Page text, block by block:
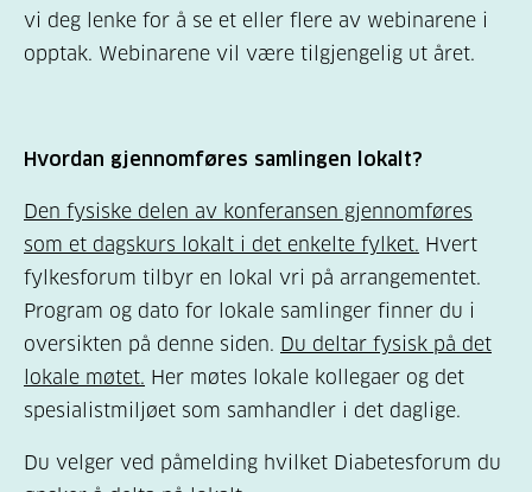
vi deg lenke for å se et eller flere av webinarene i
opptak. Webinarene vil være tilgjengelig ut året.
Hvordan gjennomføres samlingen lokalt?
Den fysiske delen av konferansen gjennomføres
som et dagskurs lokalt i det enkelte fylket. Hvert
fylkesforum tilbyr en lokal vri på arrangementet.
Program og dato for lokale samlinger finner du i
oversikten på denne siden. Du deltar fysisk på det
lokale møtet. Her møtes lokale kollegaer og det
spesialistmiljøet som samhandler i det daglige.
Du velger ved påmelding hvilket Diabetesforum du